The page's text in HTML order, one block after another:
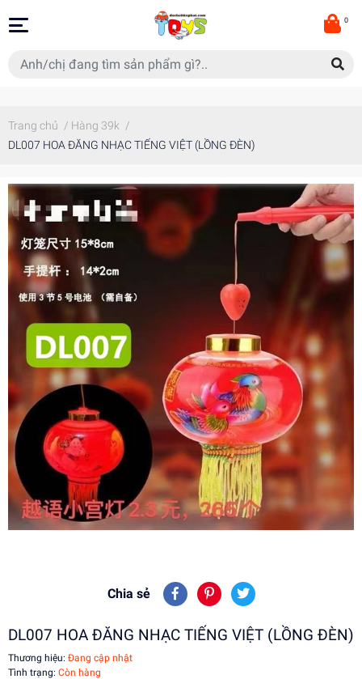
0
Trang chủ / Hàng 39k /
DL007 HOA ĐĂNG NHẠC TIẾNG VIỆT (LỒNG ĐÈN)
Chia sẻ
DL007 HOA ĐĂNG NHẠC TIẾNG VIỆT (LỒNG ĐÈN)
Thương hiệu: Đang cập nhật
Tình trạng: Còn hàng